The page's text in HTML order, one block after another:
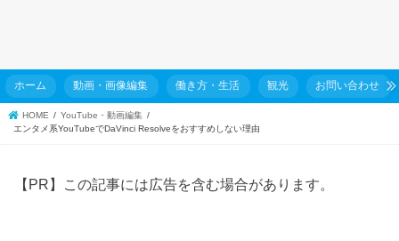
ホーム 動画・画像編集 働き方・生活 観光 お問い合わせ
HOME
YouTube・動画編集
エンタメ系YouTubeでDaVinci Resolveをおすすめしない理由
【PR】この記事には広告を含む場合があります。